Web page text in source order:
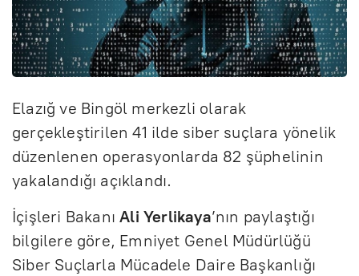
Elazığ ve Bingöl merkezli olarak
gerçekleştirilen 41 ilde siber suçlara yönelik
düzenlenen operasyonlarda 82 şüphelinin
yakalandığı açıklandı.
İçişleri BakanıAli Yerlikaya’nın paylaştığı
bilgilere göre, Emniyet Genel Müdürlüğü
Siber Suçlarla Mücadele Daire Başkanlığı